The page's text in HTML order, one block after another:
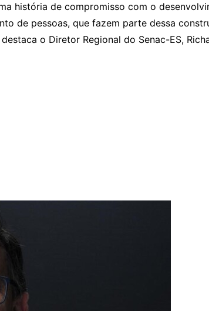
história de compromisso com o
de pessoas, que fazem parte dessa
o Diretor Regional do Senac-ES,